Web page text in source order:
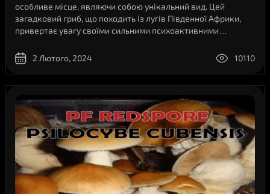
особливе місце, являючи собою унікальний вид. Цей
загадковий гриб, що походить із лугів Південної Африки,
привертає увагу своїми сильними психоактивними
відкриваємо історію, насичену культ..
2 Лютого, 2024 10110